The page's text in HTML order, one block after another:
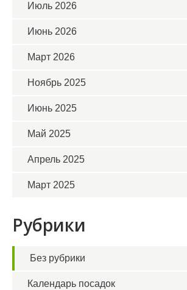
Июль 2026
Июнь 2026
Март 2026
Ноябрь 2025
Июнь 2025
Май 2025
Апрель 2025
Март 2025
Рубрики
Без рубрики
Календарь посадок